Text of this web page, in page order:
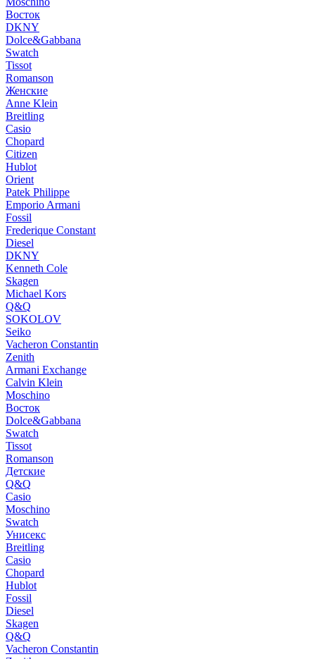
Восток
DKNY
Dolce&Gabbana
Swatch
Tissot
Romanson
Женские
Anne Klein
Breitling
Casio
Chopard
Citizen
Hublot
Orient
Patek Philippe
Emporio Armani
Fossil
Frederique Constant
Diesel
DKNY
Kenneth Cole
Skagen
Michael Kors
Q&Q
SOKOLOV
Seiko
Vacheron Constantin
Zenith
Armani Exchange
Calvin Klein
Moschino
Восток
Dolce&Gabbana
Swatch
Tissot
Romanson
Детские
Q&Q
Casio
Moschino
Swatch
Унисекс
Breitling
Casio
Chopard
Hublot
Fossil
Diesel
Skagen
Q&Q
Vacheron Constantin